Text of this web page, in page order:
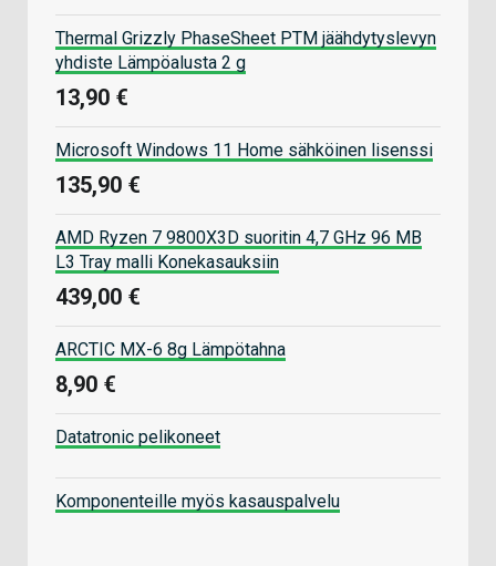
Thermal Grizzly PhaseSheet PTM jäähdytyslevyn
yhdiste Lämpöalusta 2 g
13,90 €
Microsoft Windows 11 Home sähköinen lisenssi
135,90 €
AMD Ryzen 7 9800X3D suoritin 4,7 GHz 96 MB
L3 Tray malli Konekasauksiin
439,00 €
ARCTIC MX-6 8g Lämpötahna
8,90 €
Datatronic pelikoneet
Komponenteille myös kasauspalvelu